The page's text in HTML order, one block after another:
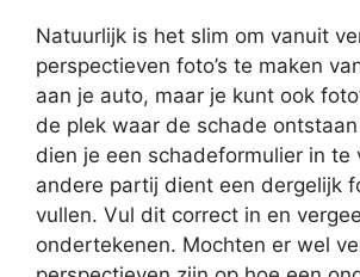
Natuurlijk is het slim om vanuit
perspectieven foto’s te maken
aan je auto, maar je kunt ook
de plek waar de schade
dien je een schadeformulier in te
andere partij dient een dergelijk
vullen. Vul dit correct in en
ondertekenen. Mochten er wel